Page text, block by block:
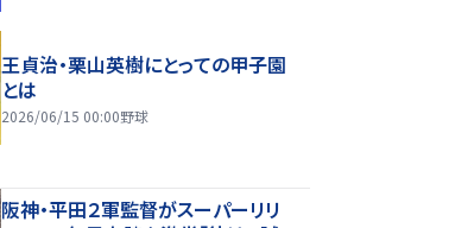
王貞治・栗山英樹にとっての甲子園
とは
2026/06/15 00:00野球
阪神・平田２軍監督がスーパーリリ